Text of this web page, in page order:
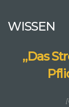
WISSEN
„Das